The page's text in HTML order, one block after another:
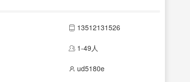
13512131526
1-49人
ud5180e